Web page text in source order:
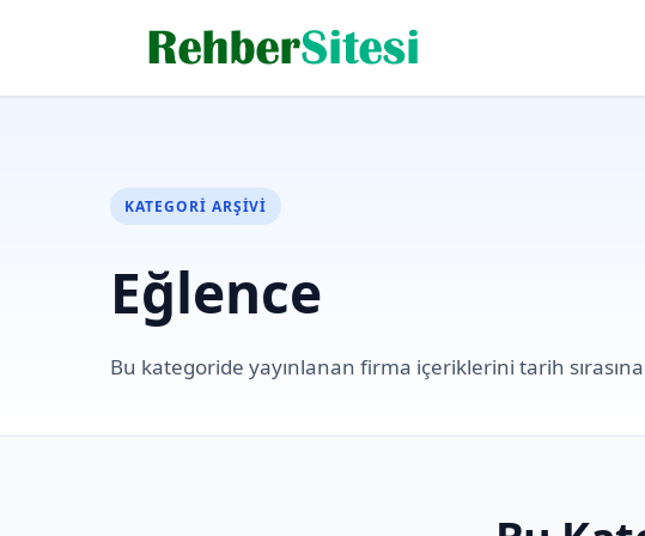
KATEGORI ARŞIVI
Eğlence
Bu kategoride yayınlanan firma içeriklerini tarih